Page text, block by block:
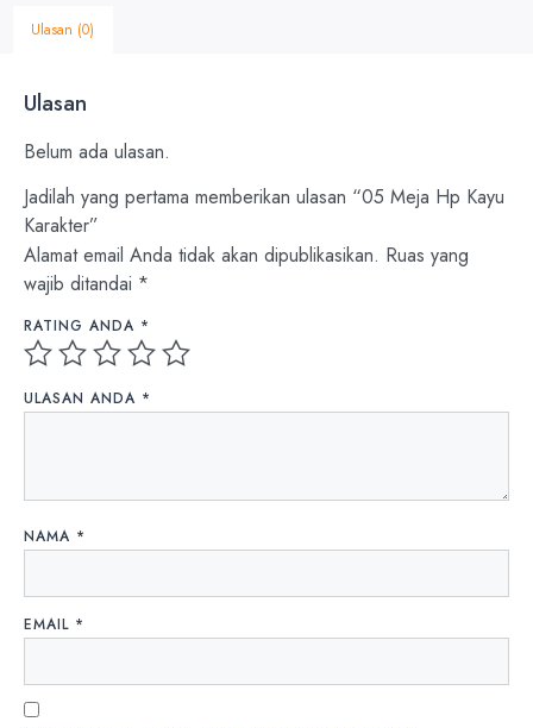
Ulasan (0)
Ulasan
Belum ada ulasan.
Jadilah yang pertama memberikan ulasan “05 Meja Hp Kayu
Karakter”
Alamat email Anda tidak akan dipublikasikan. Ruas yang
wajib ditandai *
RATING ANDA *
ULASAN ANDA *
NAMA *
EMAIL *